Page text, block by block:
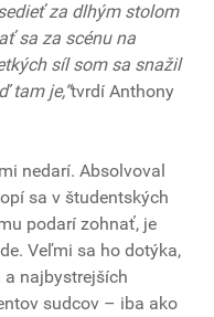
za dlhým stolom
sa za scénu na
síl som sa snažil
tam je,“tvrdí Anthony
nedarí. Absolvoval
sa v študentských
podarí zohnať, je
Veľmi sa ho dotýka,
najbystrejších
sudcov – iba ako